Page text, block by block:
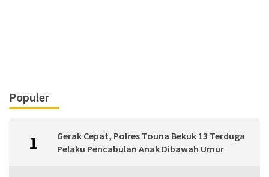
Populer
1
Gerak Cepat, Polres Touna Bekuk 13 Terduga
Pelaku Pencabulan Anak Dibawah Umur